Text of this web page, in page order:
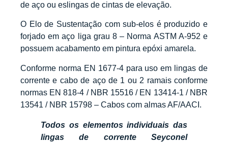
de aço ou eslingas de cintas de elevação.
O Elo de Sustentação com sub-elos é produzido e
forjado em aço liga grau 8 – Norma ASTM A-952 e
possuem acabamento em pintura epóxi amarela.
Conforme norma EN 1677-4 para uso em lingas de
corrente e cabo de aço de 1 ou 2 ramais conforme
normas EN 818-4 / NBR 15516 / EN 13414-1 / NBR
13541 / NBR 15798 – Cabos com almas AF/AACI.
Todos os elementos individuais das
lingas de corrente Seyconel